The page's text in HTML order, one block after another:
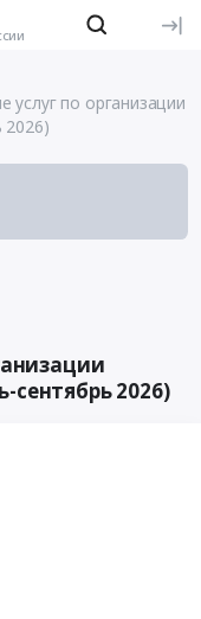
услуг по организации
2026)
2026)